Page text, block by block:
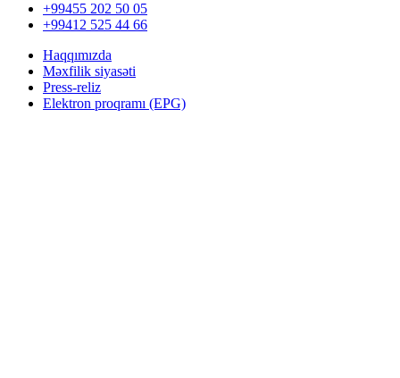
+99455 202 50 05
+99412 525 44 66
Haqqımızda
Məxfilik siyasəti
Press-reliz
Elektron proqramı (EPG)